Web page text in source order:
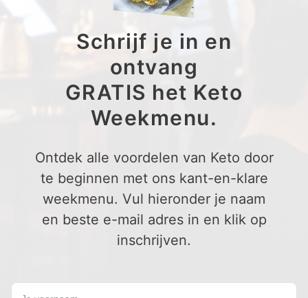
Schrijf je in en
ontvang
GRATIS het Keto
Weekmenu.
Ontdek alle voordelen van Keto door
te beginnen met ons kant-en-klare
weekmenu. Vul hieronder je naam
en beste e-mail adres in en klik op
inschrijven.
Schrijf je in en ontvang een GRATIS Keto Weekmenu.
Je voornaam